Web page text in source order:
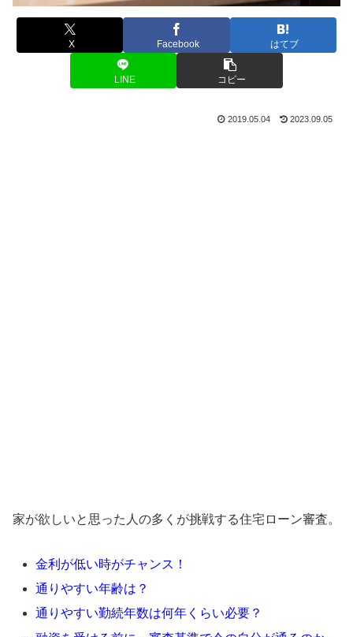
X Facebook はてブ
LINE コピー
2019.05.04 2023.09.05
家が欲しいと思った人の多くが挑戦する住宅ローン審査。
金利が低い時がチャンス！
通りやすい年齢は？
通りやすい勤続年数は何年くらい必要？